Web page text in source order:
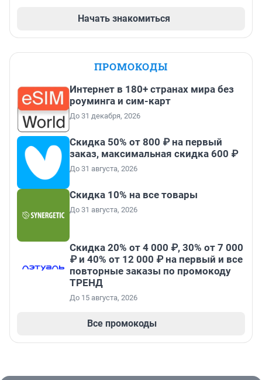
Начать знакомиться
ПРОМОКОДЫ
Интернет в 180+ странах мира без
роуминга и сим-карт
До 31 декабря, 2026
Скидка 50% от 800 ₽ на первый
заказ, максимальная скидка 600 ₽
До 31 августа, 2026
Скидка 10% на все товары
До 31 августа, 2026
Скидка 20% от 4 000 ₽, 30% от 7 000
₽ и 40% от 12 000 ₽ на первый и все
повторные заказы по промокоду
ТРЕНД
До 15 августа, 2026
Все промокоды